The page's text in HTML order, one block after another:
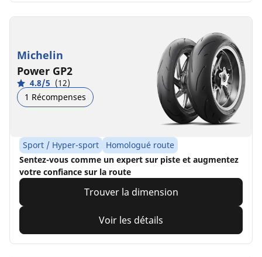
Michelin
Power GP2
4.8/5 (12)
1 Récompenses
Sport / Hyper-sport
Homologué route
Sentez-vous comme un expert sur piste et augmentez
votre confiance sur la route
Trouver la dimension
Voir les détails